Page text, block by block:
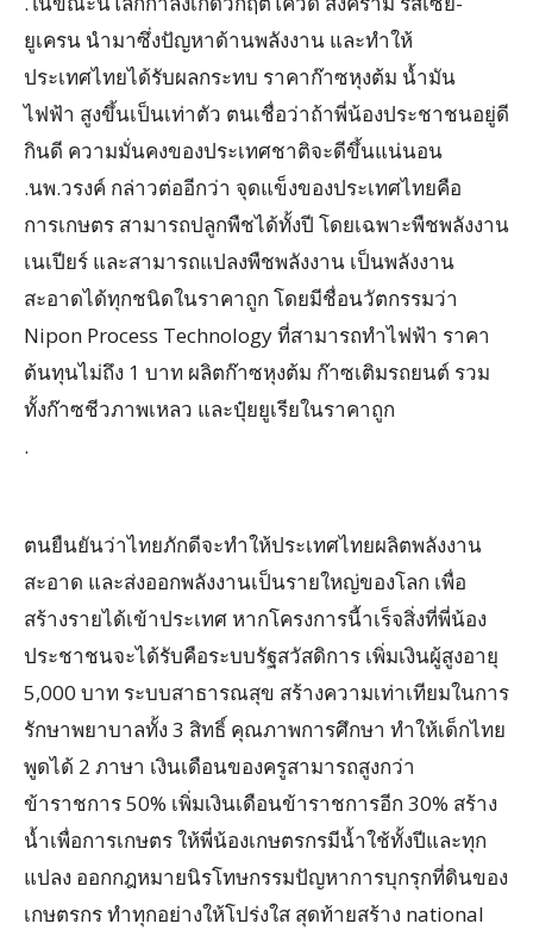
ยูเครน นำมาซึ่งปัญหาด้านพลังงาน และทำให้
ประเทศไทยได้รับผลกระทบ ราคาก๊าซหุงต้ม น้ำมัน
ไฟฟ้า สูงขึ้นเป็นเท่าตัว ตนเชื่อว่าถ้าพี่น้องประชาชนอยู่ดี
กินดี ความมั่นคงของประเทศชาติจะดีขึ้นแน่นอน
.นพ.วรงค์ กล่าวต่ออีกว่า จุดแข็งของประเทศไทยคือ
การเกษตร สามารถปลูกพืชได้ทั้งปี โดยเฉพาะพืชพลังงาน
เนเปียร์ และสามารถแปลงพืชพลังงาน เป็นพลังงาน
สะอาดได้ทุกชนิดในราคาถูก โดยมีชื่อนวัตกรรมว่า
Nipon Process Technology ที่สามารถทำไฟฟ้า ราคา
ต้นทุนไม่ถึง 1 บาท ผลิตก๊าซหุงต้ม ก๊าซเติมรถยนต์ รวม
ทั้งก๊าซชีวภาพเหลว และปุ๋ยยูเรียในราคาถูก
.
ตนยืนยันว่าไทยภักดีจะทำให้ประเทศไทยผลิตพลังงาน
สะอาด และส่งออกพลังงานเป็นรายใหญ่ของโลก เพื่อ
สร้างรายได้เข้าประเทศ หากโครงการนี้าเร็จสิ่งที่พี่น้อง
ประชาชนจะได้รับคือระบบรัฐสวัสดิการ เพิ่มเงินผู้สูงอายุ
5,000 บาท ระบบสาธารณสุข สร้างความเท่าเทียมในการ
รักษาพยาบาลทั้ง 3 สิทธิ์ คุณภาพการศึกษา ทำให้เด็กไทย
พูดได้ 2 ภาษา เงินเดือนของครูสามารถสูงกว่า
ข้าราชการ 50% เพิ่มเงินเดือนข้าราชการอีก 30% สร้าง
น้ำเพื่อการเกษตร ให้พี่น้องเกษตรกรมีน้ำใช้ทั้งปีและทุก
แปลง ออกกฎหมายนิรโทษกรรมปัญหาการบุกรุกที่ดินของ
เกษตรกร ทำทุกอย่างให้โปร่งใส สุดท้ายสร้าง national